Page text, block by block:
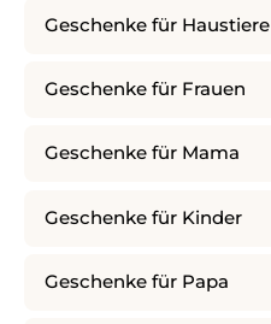
Geschenke für Haustiere
Geschenke für Frauen
Geschenke für Mama
Geschenke für Kinder
Geschenke für Papa